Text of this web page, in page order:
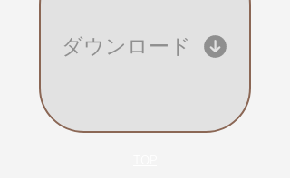
ダウンロード